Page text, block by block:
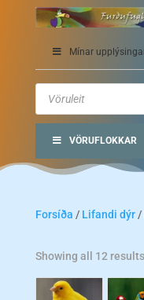
Mínar
Products
search
VÖRUFLOKKAR
Forsíða / Lifandi dýr/
Showing all 12 results